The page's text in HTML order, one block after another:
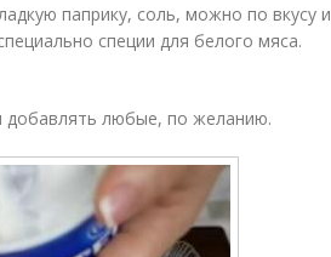
паприку, соль, можно по вкусу и
специи для белого мяса.
добавлять любые, по желанию.